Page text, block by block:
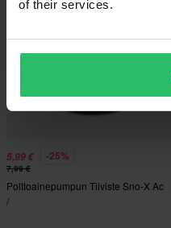
of their services.
5,99 € -25%
7,99 €
Polttoainepumpun Tiiviste Sno-X Ac
/